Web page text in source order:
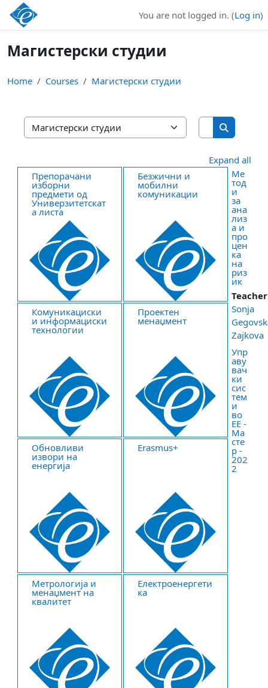
Skip to main content
You are not logged in. (Log in)
Магистерски студии
Home Courses Магистерски студии
Course categories
Search
Search
Expand all
Препорачани
изборни
предмети од
Универзитетскат
а листа
Безжични и
мобилни
комуникации
Комуникациски
и информациски
технологии
Проектен
менаџмент
Обновливи
извори на
енергија
Erasmus+
Метрологија и
менаџмент на
квалитет
Електроенергети
ка
Ме
тод
и
за
ана
лиз
а и
про
цен
ка
на
риз
ик
Sonja
Zajkova
Упр
аву
вач
ки
сис
тем
и
во
ЕЕ -
Ма
сте
р -
202
2